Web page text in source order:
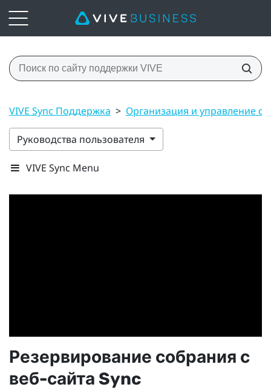
VIVE Sync Поддержка > Организация и управление
Руководства пользователя
VIVE Sync Menu
Резервирование собрания с
веб-сайта Sync